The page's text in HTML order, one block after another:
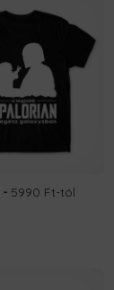
5990 Ft-tól